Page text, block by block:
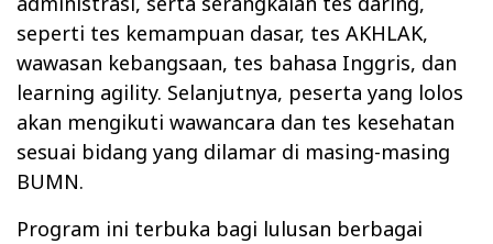
seperti tes kemampuan dasar, tes AKHLAK,
wawasan kebangsaan, tes bahasa Inggris, dan
learning agility. Selanjutnya, peserta yang lolos
akan mengikuti wawancara dan tes kesehatan
sesuai bidang yang dilamar di masing-masing
BUMN.
Program ini terbuka bagi lulusan berbagai